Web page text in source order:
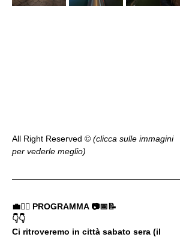
All Right Reserved ©️ (clicca sulle immagini
per vederle meglio)
💼🚶‍♂️ PROGRAMMA 📷📅📝
👇👇
Ci ritroveremo in città sabato sera (il